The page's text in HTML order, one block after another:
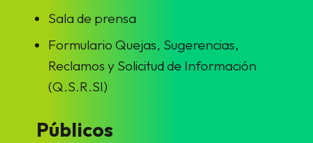
Sala de prensa
Formulario Quejas, Sugerencias,
Reclamos y Solicitud de Información
(Q.S.R.SI)
Públicos